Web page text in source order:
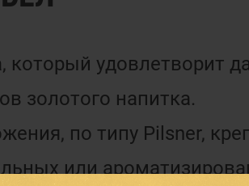
удовлетворит
золотого напитка.
по типу Pilsner,
или